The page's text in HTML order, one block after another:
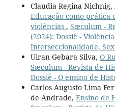
Claudia Regina
Educação como prática
violências , Sæculum -
(2024): Dossiê -
Interseccionalidade,
Uiran Gebara Silva, O
Sæculum - Revista de
Dossiê - O ensino de
Carlos Augusto Lima
de Andrade, Ensino de